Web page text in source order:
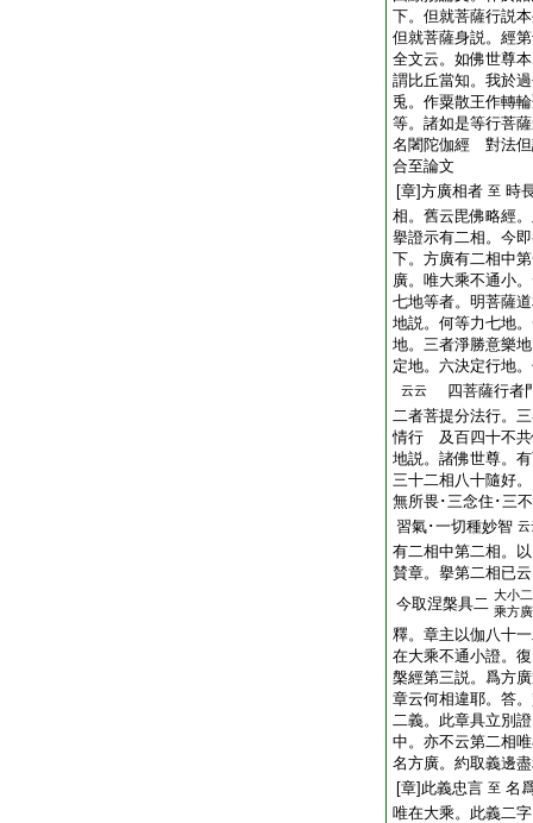
下。但就菩薩行説
但就菩薩身説。經
全文云。如佛世尊
謂比丘當知。我於
兎。作粟散王作轉
等。諸如是等行菩
名闍陀伽經 對法但
合至論文
[章]方廣相者 至 時
相。舊云毘佛略經
擧證示有二相。今
下。方廣有二相中
廣。唯大乘不通小
七地等者。明菩薩
地説。何等力七地
地。三者淨勝意樂
定地。六決定行地
云云
四菩薩行者
二者菩提分法行。
情行 及百四十不共
地説。諸佛世尊。
三十二相八十隨好
無所畏･三念住･三
習氣･一切種妙智 云
有二相中第二相。
賛章。擧第二相已
今取涅槃具二 大小二
乘方廣
釋。章主以伽八十
在大乘不通小證。
槃經第三説。爲方
章云何相違耶。答
二義。此章具立別
中。亦不云第二相
名方廣。約取義邊
[章]此義忠言 至 名
唯在大乘。此義二